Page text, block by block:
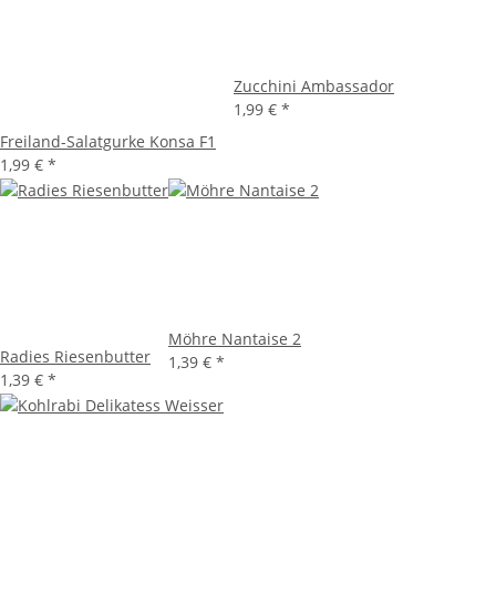
Freiland-Salatgurke Konsa F1
1,99 € *
Zucchini Ambassador
1,99 € *
Radies Riesenbutter
1,39 € *
Möhre Nantaise 2
1,39 € *